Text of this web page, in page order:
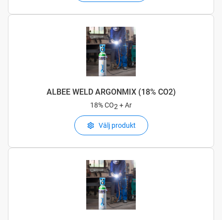
ALBEE WELD ARGONMIX (18% CO2)
18% CO2 + Ar
Välj produkt